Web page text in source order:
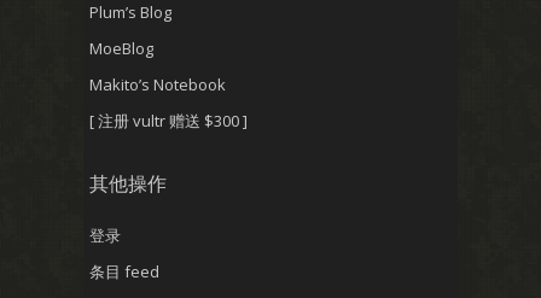
Plum’s Blog
MoeBlog
Makito’s Notebook
[ 注册 vultr 赠送 $300 ]
其他操作
登录
条目 feed